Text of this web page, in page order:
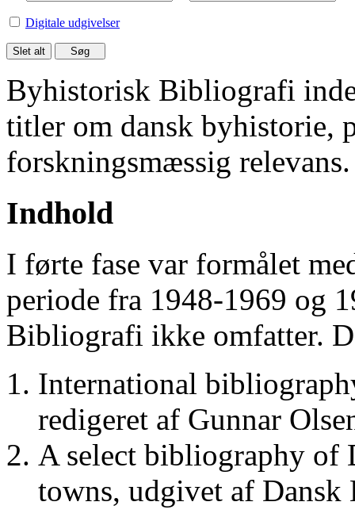
Digitale udgivelser
Byhistorisk Bibliografi
titler om dansk byhistorie,
forskningsmæssig relevans.
Indhold
I førte fase var formålet
periode fra 1948-1969 og
Bibliografi ikke omfatter.
International
redigeret af Gunnar
A select bibliography of
towns, udgivet af